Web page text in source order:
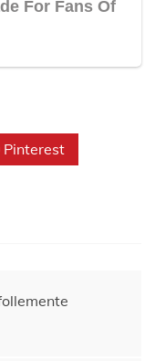
Pinterest